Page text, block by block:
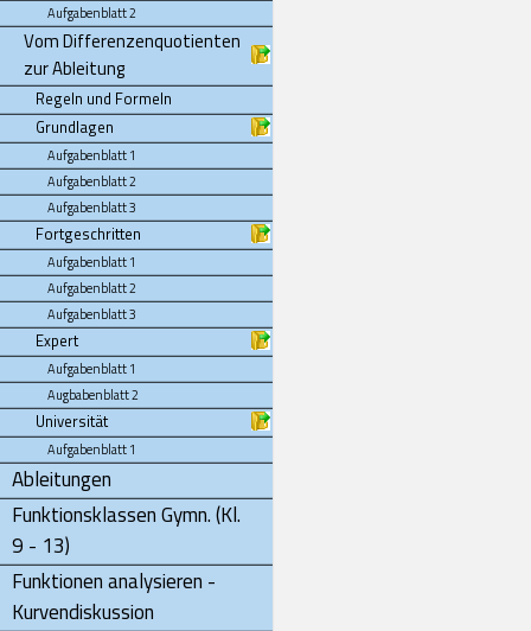
Aufgabenblatt 2
Vom Differenzenquotienten
zur Ableitung
Regeln und Formeln
Grundlagen
Aufgabenblatt 1
Aufgabenblatt 2
Aufgabenblatt 3
Fortgeschritten
Aufgabenblatt 1
Aufgabenblatt 2
Aufgabenblatt 3
Expert
Aufgabenblatt 1
Augbabenblatt 2
Universität
Aufgabenblatt 1
Ableitungen
Funktionsklassen Gymn. (Kl.
9 - 13)
Funktionen analysieren -
Kurvendiskussion